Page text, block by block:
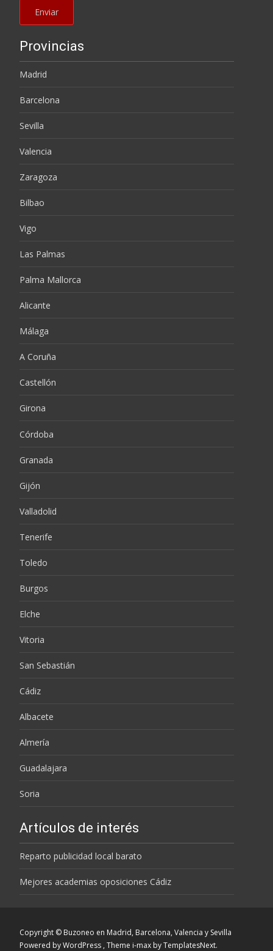
Provincias
Madrid
Barcelona
Sevilla
Valencia
Zaragoza
Bilbao
Vigo
Las Palmas
Palma Mallorca
Alicante
Málaga
A Coruña
Castellón
Girona
Córdoba
Granada
Gijón
Valladolid
Tenerife
Toledo
Burgos
Elche
Vitoria
San Sebastián
Cádiz
Albacete
Almería
Guadalajara
Soria
Artículos de interés
Reparto publicidad local barato
Mejores academias oposiciones Cádiz
Copyright © Buzoneo en Madrid, Barcelona, Valencia y Sevilla
Powered by WordPress , Theme i-max by TemplatesNext.